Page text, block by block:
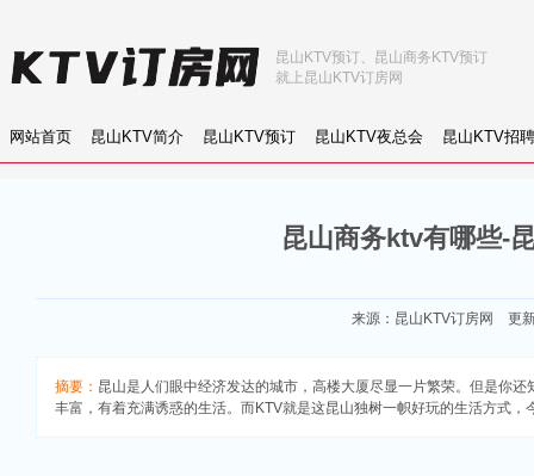
网站首页 昆山KTV简介 昆山KTV预订 昆山KTV夜总会 昆山KTV招聘
昆山KTV预订、昆山商务KTV预订
就上昆山KTV订房网
昆山商务ktv有哪些-
来源： 昆山KTV订房网 更
摘要： 昆山是人们眼中经济发达的城市，高楼大厦尽显一片繁荣。但是你
丰富，有着充满诱惑的生活。而KTV就是这昆山独树一帜好玩的生活方式